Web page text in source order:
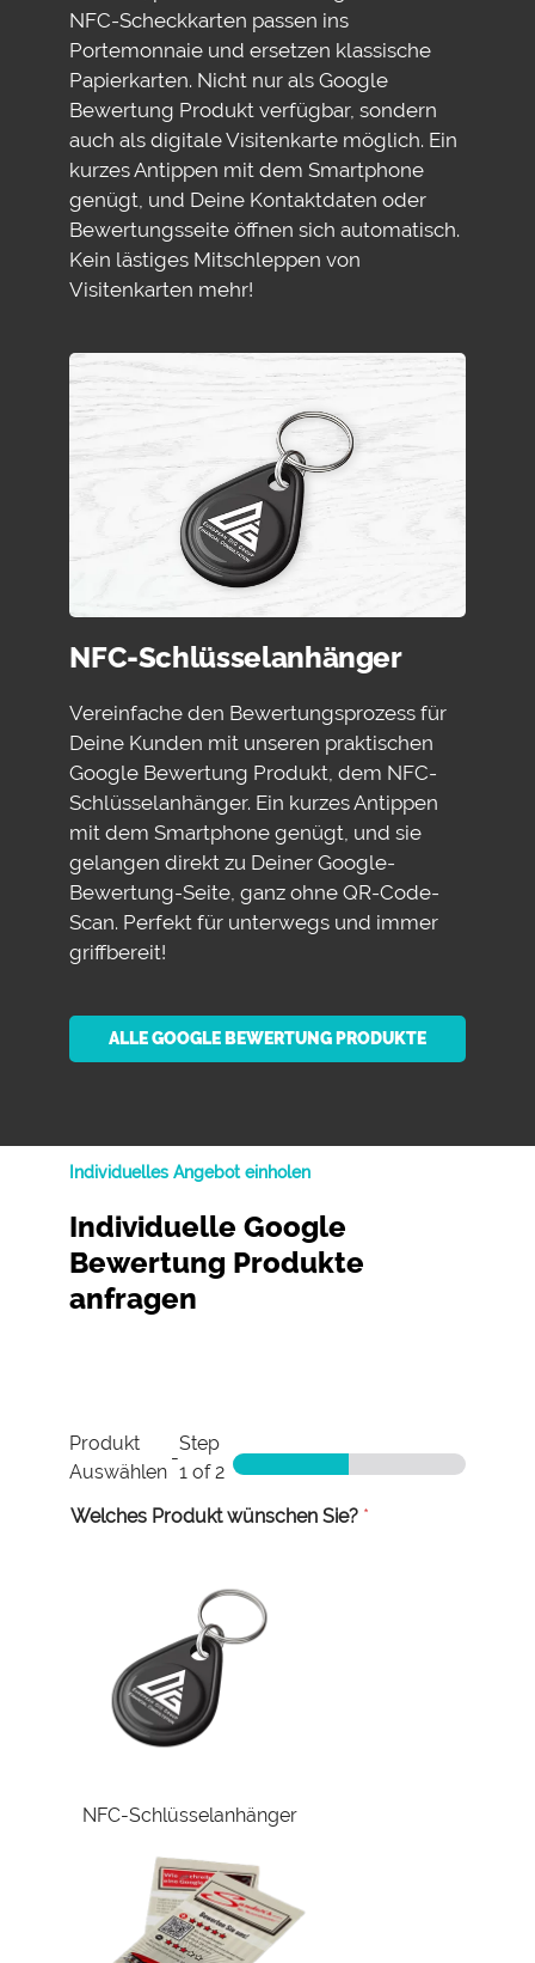
NFC-Scheckkarten passen ins
Portemonnaie und ersetzen klassische
Papierkarten. Nicht nur als Google
Bewertung Produkt verfügbar, sondern
auch als digitale Visitenkarte möglich. Ein
kurzes Antippen mit dem Smartphone
genügt, und Deine Kontaktdaten oder
Bewertungsseite öffnen sich automatisch.
Kein lästiges Mitschleppen von
Visitenkarten mehr!
NFC-Schlüsselanhänger
Vereinfache den Bewertungsprozess für
Deine Kunden mit unseren praktischen
Google Bewertung Produkt, dem NFC-
Schlüsselanhänger. Ein kurzes Antippen
mit dem Smartphone genügt, und sie
gelangen direkt zu Deiner Google-
Bewertung-Seite, ganz ohne QR-Code-
Scan. Perfekt für unterwegs und immer
griffbereit!
ALLE GOOGLE BEWERTUNG PRODUKTE
Individuelles Angebot einholen
Individuelle Google
Bewertung Produkte
anfragen
Produkt
Auswählen
-
Step
1 of 2
Welches Produkt wünschen Sie? *
NFC-Schlüsselanhänger